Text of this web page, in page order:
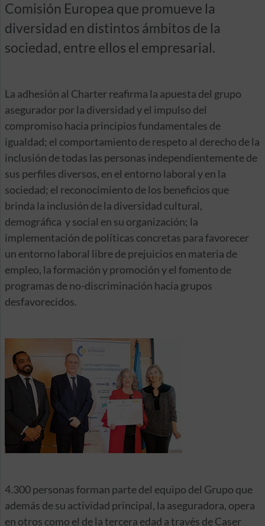
Comisión Europea que promueve la
diversidad en distintos ámbitos de la
sociedad, entre ellos el empresarial.
La adhesión al Charter reafirma la apuesta del grupo
asegurador por la diversidad y el impulso del
compromiso hacia principios fundamentales de
igualdad; el comportamiento de respeto al derecho de la
inclusión de todas las personas independientemente de
sus perfiles diversos, en el entorno laboral y en la
sociedad; el reconocimiento de los beneficios que
brinda la inclusión de la diversidad cultural,
demográfica y social en su organización; la
implementación de políticas concretas para favorecer
un entorno laboral libre de prejuicios en materia de
empleo, la formación y promoción y el fomento de
programas de no-discriminación hacia grupos
desfavorecidos.
4.300 personas forman parte del equipo del Grupo que
además de su actividad principal, la aseguradora, opera
en otros como el de la tercera edad a través de Caser